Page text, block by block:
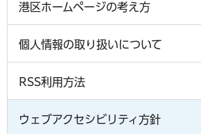
港区ホームページの考え方
個人情報の取り扱いについて
RSS利用方法
ウェブアクセシビリティ方針